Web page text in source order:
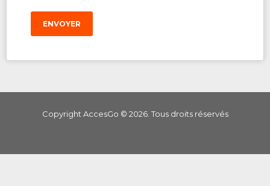
ENVOYER
Copyright AccesGo © 2026. Tous droits réservés